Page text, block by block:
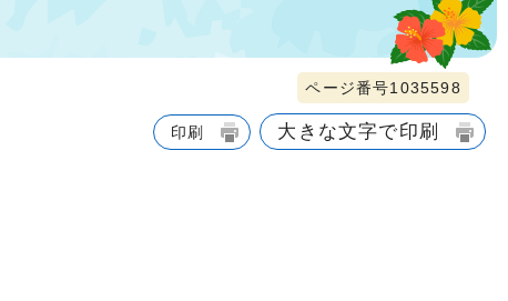
ページ番号1035598
印刷 大きな文字で印刷